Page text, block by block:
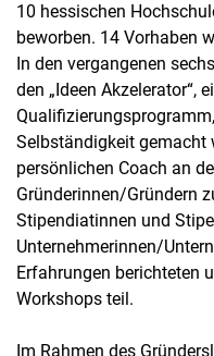
10 hessischen
beworben. 14 Vorhaben
In den vergangenen
den „Ideen Akzelerator“,
Selbständigkeit gemacht
persönlichen Coach an
Gründerinnen/Gründern
Stipendiatinnen und
Unternehmerinnen/
Erfahrungen berichteten
Workshops teil.
Im Rahmen des